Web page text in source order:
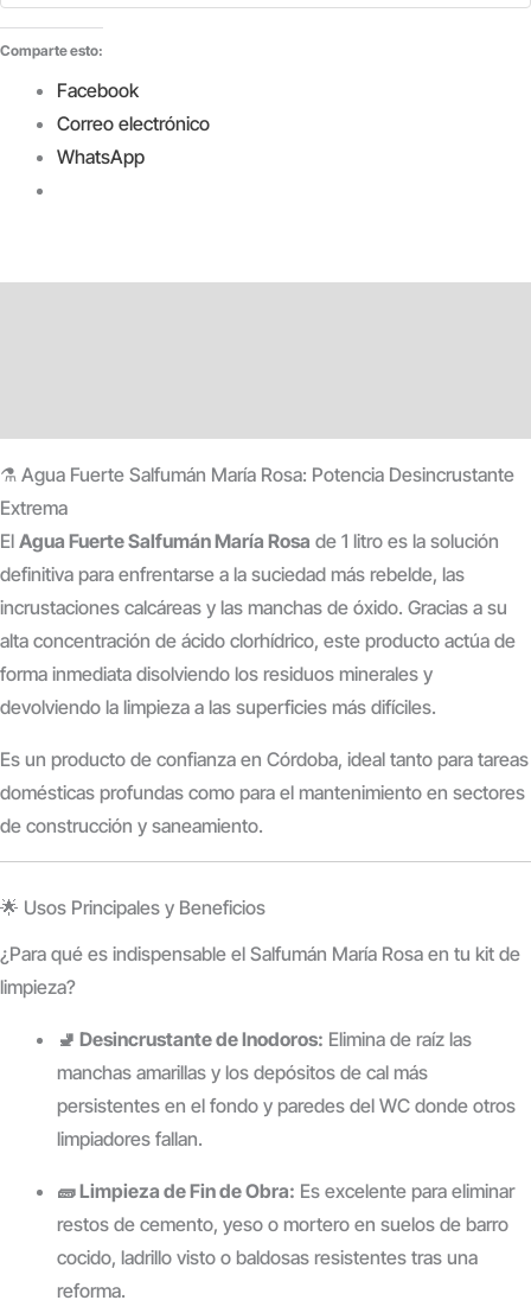
Comparte esto:
Facebook
Correo electrónico
WhatsApp
⚗️ Agua Fuerte Salfumán María Rosa: Potencia Desincrustante
Extrema
El Agua Fuerte Salfumán María Rosa de 1 litro es la solución
definitiva para enfrentarse a la suciedad más rebelde, las
incrustaciones calcáreas y las manchas de óxido. Gracias a su
alta concentración de ácido clorhídrico, este producto actúa de
forma inmediata disolviendo los residuos minerales y
devolviendo la limpieza a las superficies más difíciles.
Es un producto de confianza en Córdoba, ideal tanto para tareas
domésticas profundas como para el mantenimiento en sectores
de construcción y saneamiento.
🌟 Usos Principales y Beneficios
¿Para qué es indispensable el Salfumán María Rosa en tu kit de
limpieza?
🚽 Desincrustante de Inodoros: Elimina de raíz las
manchas amarillas y los depósitos de cal más
persistentes en el fondo y paredes del WC donde otros
limpiadores fallan.
🧱 Limpieza de Fin de Obra: Es excelente para eliminar
restos de cemento, yeso o mortero en suelos de barro
cocido, ladrillo visto o baldosas resistentes tras una
reforma.